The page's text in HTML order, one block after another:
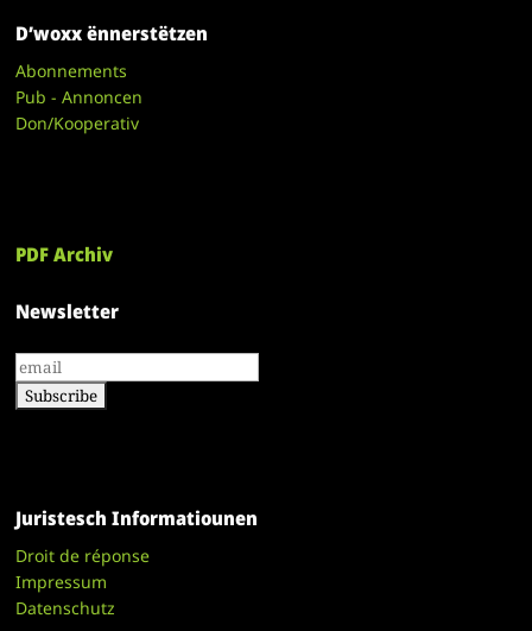
D’woxx ënnerstëtzen
Abonnements
Pub - Annoncen
Don/Kooperativ
PDF Archiv
Newsletter
Juristesch Informatiounen
Droit de réponse
Impressum
Datenschutz